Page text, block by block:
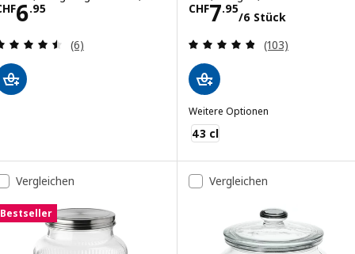
6.95CHF 6.95
Bewertungen: 4.5 von 5 Sternen. Bewertungen
(6)
CHF7.95
/6 Stück
Preis CHF
Bewertungen:
(103)
Weitere Optionen
VARDAGEN
43 cl
Vergleichen
Bestseller
Vergleichen